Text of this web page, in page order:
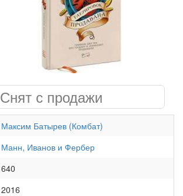
Снят с продажи
Максим Батырев (Комбат)
Манн, Иванов и Фербер
640
2016